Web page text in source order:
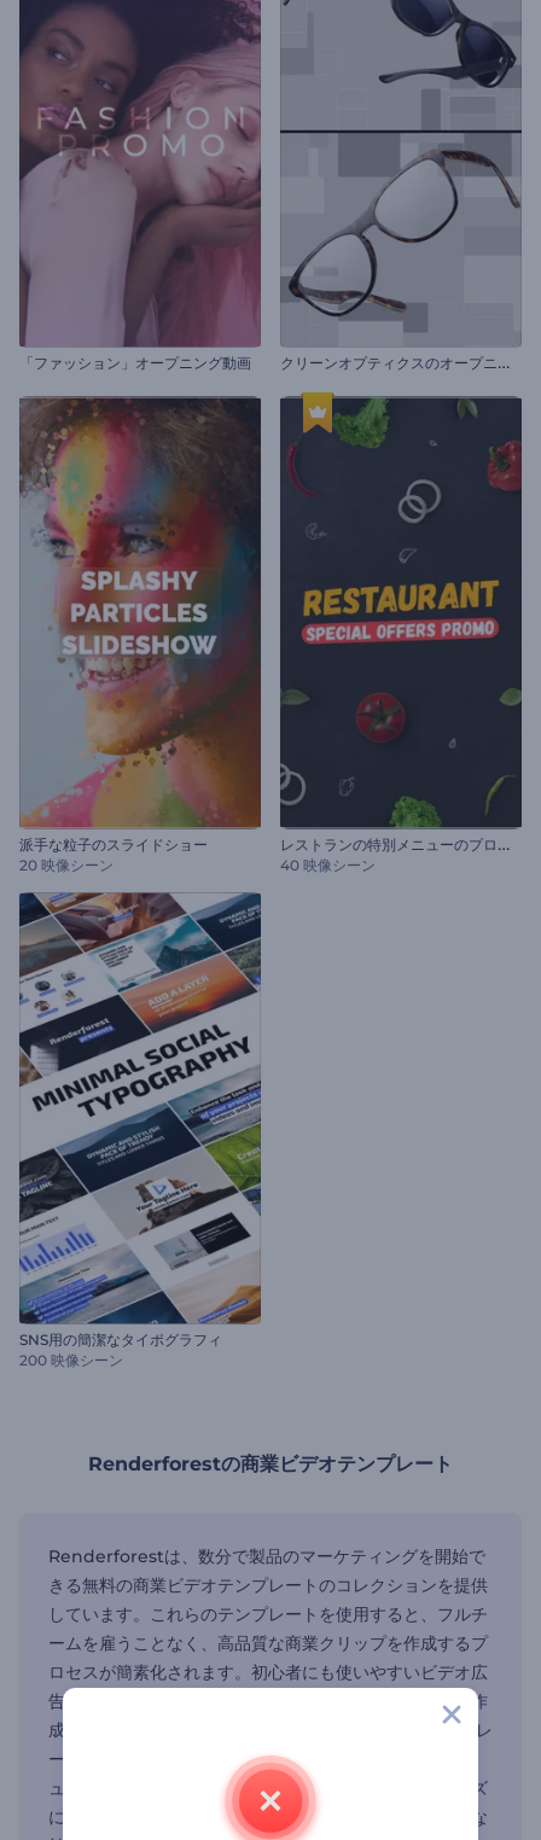
「ファッション」オープニング動画 ク
リーンオプティクスのオープニング動画
派手な粒子のスライドショー
20 映像シーン
レ
ストランの特別メニューのプロモーション
40 映像シーン
SNS用の簡潔なタイポグラフィ
200 映像シーン
Renderforestの商業ビデオテンプレート
Renderforestは、数分で製品のマーケティングを開始で
きる無料の商業ビデオテンプレートのコレクションを提供
しています。これらのテンプレートを使用すると、フルチ
ームを雇うことなく、高品質な商業クリップを作成するプ
ロセスが簡素化されます。初心者にも使いやすいビデオ広
告メーカーを使えば、誰でも簡単に素晴らしいビデオを作
成できます。 まず、必要なスタイルに最適な商業テンプレ
ートの中から1つを選びます。それから、テキスト、ビジ
ュアル、ブランド要素をカスタマイズして、自分のニーズ
に合わせて調整できます。音楽、ボイスオーバー、特別な